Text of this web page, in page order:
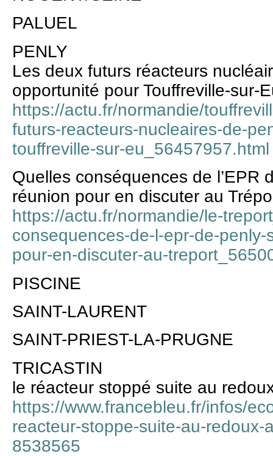
PALUEL
PENLY
Les deux futurs réacteurs
opportunité pour Touffreville-sur-
https://actu.fr/normandie/
futurs-reacteurs-nucleaires-de-
touffreville-sur-eu_56457957.html
Quelles conséquences de l’EPR
réunion pour en discuter au
https://actu.fr/normandie/le-
consequences-de-l-epr-de-
pour-en-discuter-au-
PISCINE
SAINT-LAURENT
SAINT-PRIEST-LA-PRUGNE
TRICASTIN
le réacteur stoppé suite au
https://www.francebleu.fr/infos/
reacteur-stoppe-suite-au-redoux-
8538565